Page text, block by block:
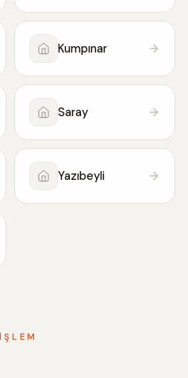
Kumpınar
Saray
Yazıbeyli